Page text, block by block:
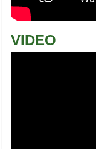
VIDEO